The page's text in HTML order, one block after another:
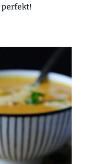
perfekt!